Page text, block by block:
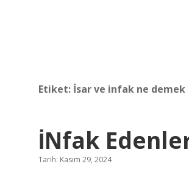
Etiket: İsar ve infak ne demek
İNfak
Tarih: Kasım 29, 2024